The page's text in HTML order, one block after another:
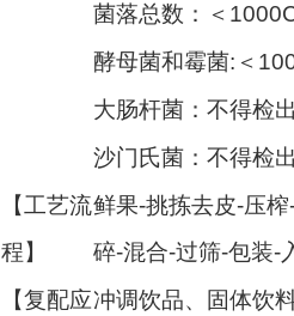
菌落总数：＜
酵母菌和霉菌:＜
大肠杆菌：不得检出
沙门氏菌：不得检出
【工艺流
程】
鲜果-挑拣去皮-压
碎-混合-过筛-包装-
【复配应冲调饮品、固体饮